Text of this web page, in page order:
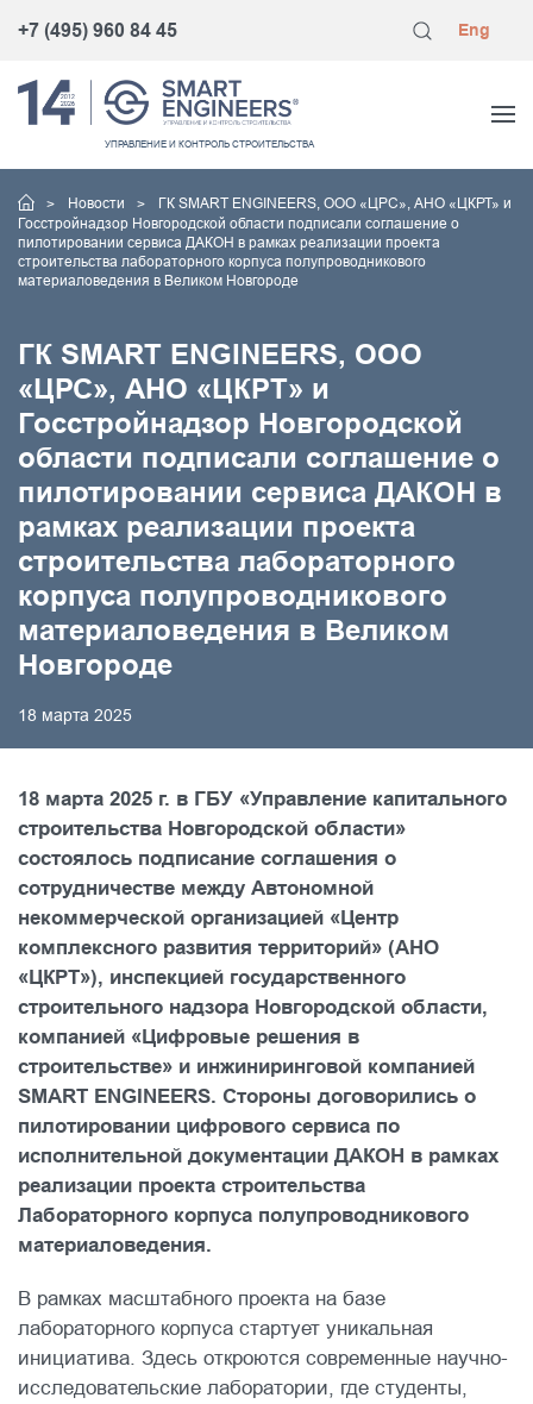
+7 (495) 960 84 45 Eng
УПРАВЛЕНИЕ И КОНТРОЛЬ СТРОИТЕЛЬСТВА
Новости
ГК SMART ENGINEERS, ООО «ЦРС», АНО «ЦКРТ» и
Госстройнадзор Новгородской области подписали соглашение о
пилотировании сервиса ДАКОН в рамках реализации проекта
строительства лабораторного корпуса полупроводникового
материаловедения в Великом Новгороде
ГК SMART ENGINEERS, ООО
«ЦРС», АНО «ЦКРТ» и
Госстройнадзор Новгородской
области подписали соглашение о
пилотировании сервиса ДАКОН в
рамках реализации проекта
строительства лабораторного
корпуса полупроводникового
материаловедения в Великом
Новгороде
18 марта 2025
18 марта 2025 г. в ГБУ «Управление капитального
строительства Новгородской области»
состоялось подписание соглашения о
сотрудничестве между Автономной
некоммерческой организацией «Центр
комплексного развития территорий» (АНО
«ЦКРТ»), инспекцией государственного
строительного надзора Новгородской области,
компанией «Цифровые решения в
строительстве» и инжиниринговой компанией
SMART ENGINEERS. Стороны договорились о
пилотировании цифрового сервиса по
исполнительной документации ДАКОН в рамках
реализации проекта строительства
Лабораторного корпуса полупроводникового
материаловедения.
В рамках масштабного проекта на базе
лабораторного корпуса стартует уникальная
инициатива. Здесь откроются современные научно-
исследовательские лаборатории, где студенты,